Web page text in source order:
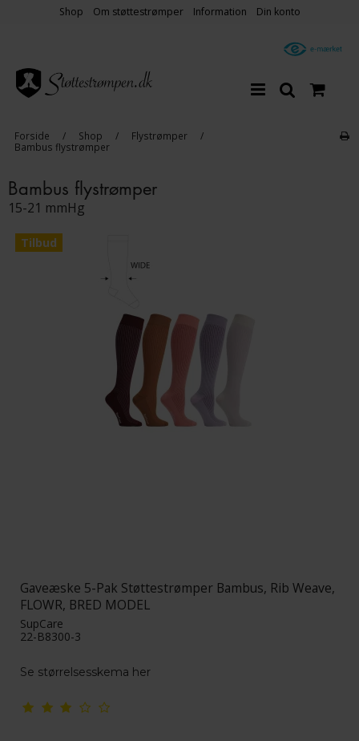
Shop Om støttestrømper Information Din konto
Forside / Shop / Flystrømper
/
Bambus flystrømper
Bambus flystrømper
15-21 mmHg
Tilbud
Gaveæske 5-Pak Støttestrømper Bambus, Rib Weave,
FLOWR, BRED MODEL
SupCare
22-B8300-3
Se størrelsesskema her